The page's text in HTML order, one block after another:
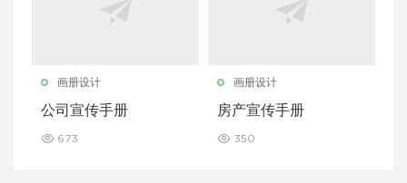
画册设计
公司宣传手册
673
画册设计
房产宣传手册
350